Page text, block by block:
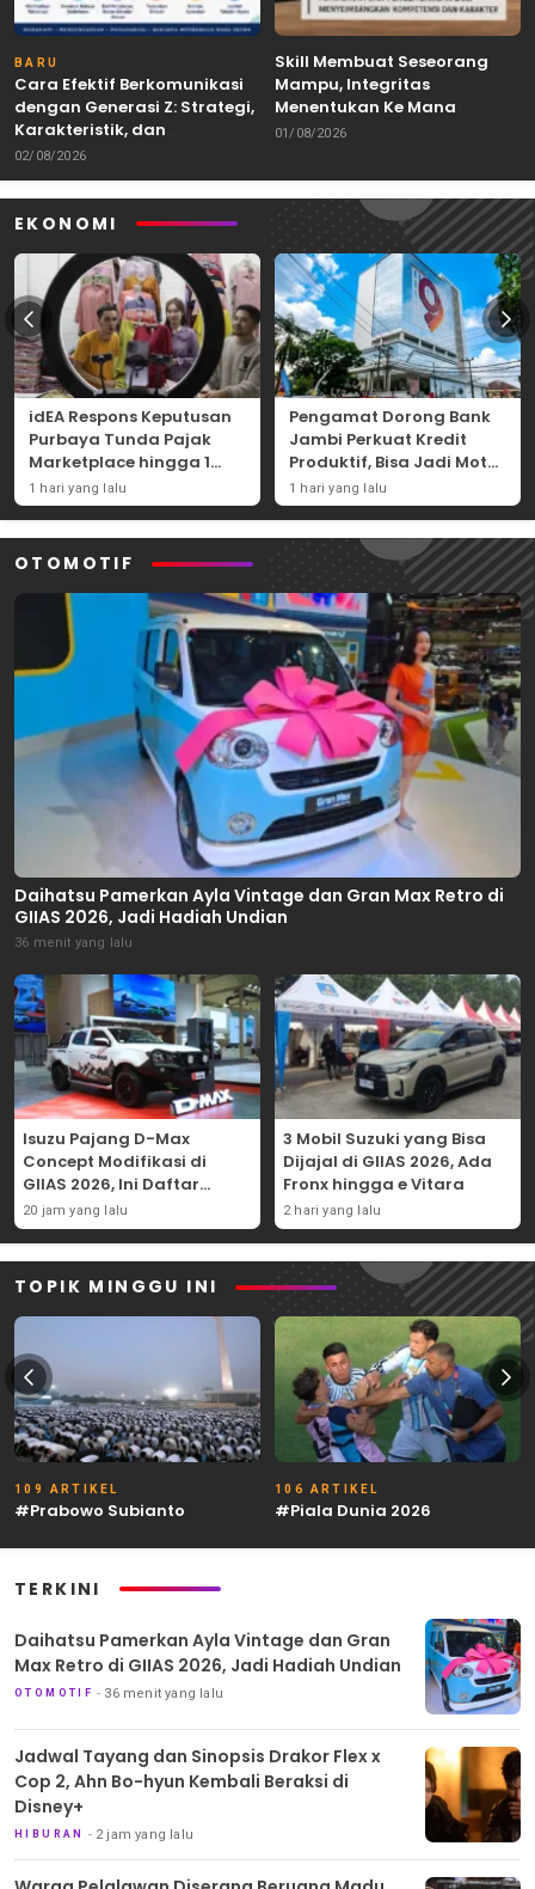
BARU
Cara Efektif Berkomunikasi
dengan Generasi Z: Strategi,
Karakteristik, dan
Tantangannya
02/08/2026
Skill Membuat Seseorang
Mampu, Integritas
Menentukan Ke Mana
Kemampuan Itu Dibawa
01/08/2026
EKONOMI
idEA Respons Keputusan
Purbaya Tunda Pajak
Marketplace hingga 1
November 2026
1 hari yang lalu
Pengamat Dorong Bank
Jambi Perkuat Kredit
Produktif, Bisa Jadi Motor
Ekonomi Daerah
1 hari yang lalu
OTOMOTIF
Daihatsu Pamerkan Ayla Vintage dan Gran Max Retro di
GIIAS 2026, Jadi Hadiah Undian
36 menit yang lalu
Isuzu Pajang D-Max
Concept Modifikasi di
GIIAS 2026, Ini Daftar
Ubahannya
20 jam yang lalu
3 Mobil Suzuki yang Bisa
Dijajal di GIIAS 2026, Ada
Fronx hingga e Vitara
2 hari yang lalu
TOPIK MINGGU INI
109 ARTIKEL
#Prabowo Subianto
106 ARTIKEL
#Piala Dunia 2026
TERKINI
Daihatsu Pamerkan Ayla Vintage dan Gran
Max Retro di GIIAS 2026, Jadi Hadiah Undian
OTOMOTIF 36 menit yang lalu
Jadwal Tayang dan Sinopsis Drakor Flex x
Cop 2, Ahn Bo-hyun Kembali Beraksi di
Disney+
HIBURAN 2 jam yang lalu